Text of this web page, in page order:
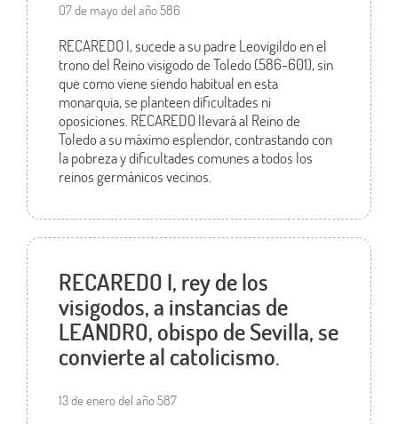
07 de mayo del año 586
RECAREDO I, sucede a su padre Leovigildo en el
trono del Reino visigodo de Toledo (586-601), sin
que como viene siendo habitual en esta
monarquia, se planteen dificultades ni
oposiciones. RECAREDO llevará al Reino de
Toledo a su máximo esplendor, contrastando con
la pobreza y dificultades comunes a todos los
reinos germánicos vecinos.
RECAREDO I, rey de los
visigodos, a instancias de
LEANDRO, obispo de Sevilla, se
convierte al catolicismo.
13 de enero del año 587